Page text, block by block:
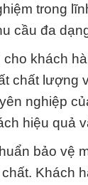
trong
cầu đa
khách
chất lượng
nghiệp
hiệu quả
bảo vệ
Khách